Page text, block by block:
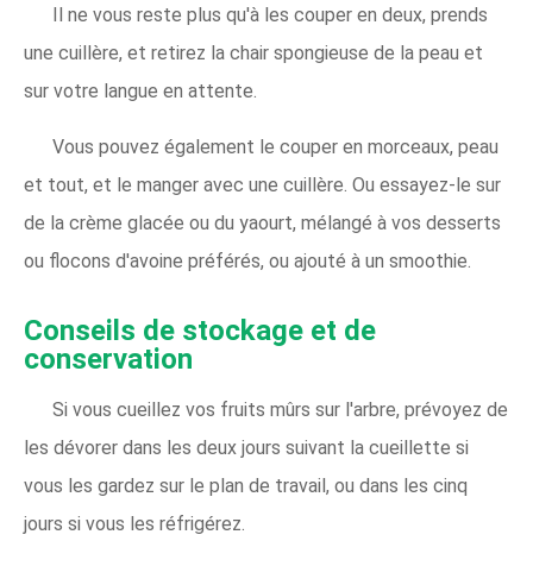
Il ne vous reste plus qu'à les couper en deux, prends
une cuillère, et retirez la chair spongieuse de la peau et
sur votre langue en attente.
Vous pouvez également le couper en morceaux, peau
et tout, et le manger avec une cuillère. Ou essayez-le sur
de la crème glacée ou du yaourt, mélangé à vos desserts
ou flocons d'avoine préférés, ou ajouté à un smoothie.
Conseils de stockage et de
conservation
Si vous cueillez vos fruits mûrs sur l'arbre, prévoyez de
les dévorer dans les deux jours suivant la cueillette si
vous les gardez sur le plan de travail, ou dans les cinq
jours si vous les réfrigérez.